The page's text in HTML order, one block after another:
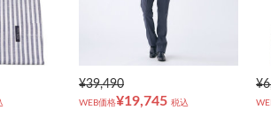
¥39,490
WEB価格¥19,745 税込